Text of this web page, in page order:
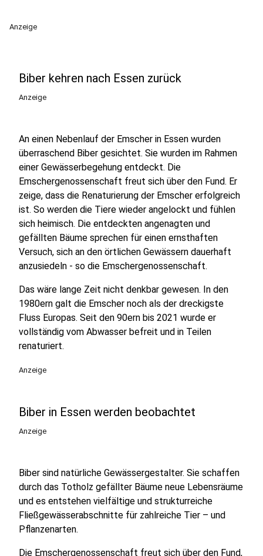
Anzeige
Biber kehren nach Essen zurück
Anzeige
An einen Nebenlauf der Emscher in Essen wurden
überraschend Biber gesichtet. Sie wurden im Rahmen
einer Gewässerbegehung entdeckt. Die
Emschergenossenschaft freut sich über den Fund. Er
zeige, dass die Renaturierung der Emscher erfolgreich
ist. So werden die Tiere wieder angelockt und fühlen
sich heimisch. Die entdeckten angenagten und
gefällten Bäume sprechen für einen ernsthaften
Versuch, sich an den örtlichen Gewässern dauerhaft
anzusiedeln - so die Emschergenossenschaft.
Das wäre lange Zeit nicht denkbar gewesen. In den
1980ern galt die Emscher noch als der dreckigste
Fluss Europas. Seit den 90ern bis 2021 wurde er
vollständig vom Abwasser befreit und in Teilen
renaturiert.
Anzeige
Biber in Essen werden beobachtet
Anzeige
Biber sind natürliche Gewässergestalter. Sie schaffen
durch das Totholz gefällter Bäume neue Lebensräume
und es entstehen vielfältige und strukturreiche
Fließgewässerabschnitte für zahlreiche Tier – und
Pflanzenarten.
Die Emschergenossenschaft freut sich über den Fund,